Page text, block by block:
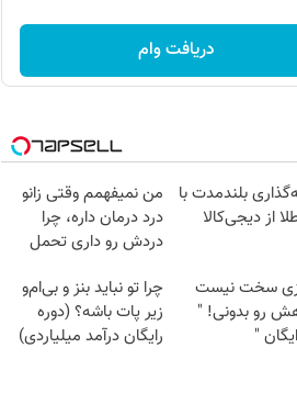
دریافت وام
بلندمدت با
از دیجی‌کالا
من نمیفهمم وقتی زانو
درد درمان داره، چرا
دردش رو داری تحمل
سخت نیست
رو بدونی! "
"
چرا تو نباید بنز و بی‌ام‌و
زیر پات باشه؟ (دوره
رایگان درآمد میلیاردی)